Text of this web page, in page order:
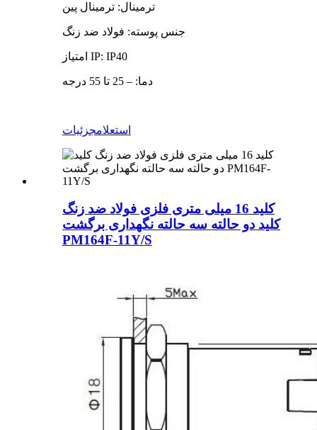
ترمینال: ترمینال پین
جنس پوسته: فولاد ضد زنگ
امتیاز IP: IP40
دما: – 25 تا 55 درجه
استعلامجزئیات
کلید 16 میلی متری فلزی فولاد ضد زنگ
کلید دو حالته سه حالته نگهداری برگشت
PM164F-11Y/S